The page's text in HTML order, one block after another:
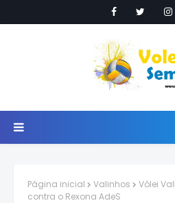
Página inicial Valinhos
Vôlei
contra o Rexona AdeS